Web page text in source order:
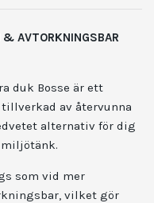
& AVTORKNINGSBAR
duk Bosse är ett
av återvunna
alternativ för dig
som vid mer
vilket gör